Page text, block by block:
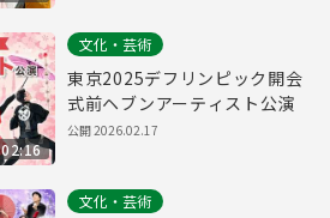
02:16
文化・芸術
東京2025デフリンピック開会
式前ヘブンアーティスト公演
公開2026.02.17
文化・芸術